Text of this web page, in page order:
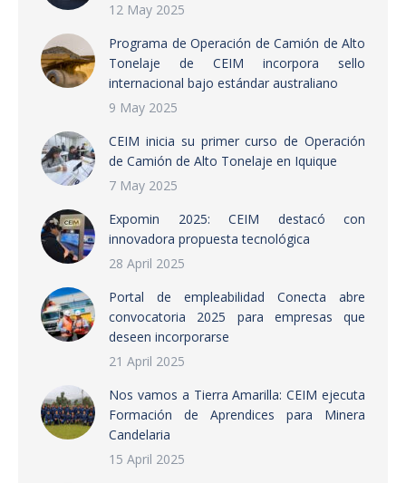
12 May 2025
Programa de Operación de Camión de Alto
Tonelaje de CEIM incorpora sello
internacional bajo estándar australiano
9 May 2025
CEIM inicia su primer curso de Operación
de Camión de Alto Tonelaje en Iquique
7 May 2025
Expomin 2025: CEIM destacó con
innovadora propuesta tecnológica
28 April 2025
Portal de empleabilidad Conecta abre
convocatoria 2025 para empresas que
deseen incorporarse
21 April 2025
Nos vamos a Tierra Amarilla: CEIM ejecuta
Formación de Aprendices para Minera
Candelaria
15 April 2025